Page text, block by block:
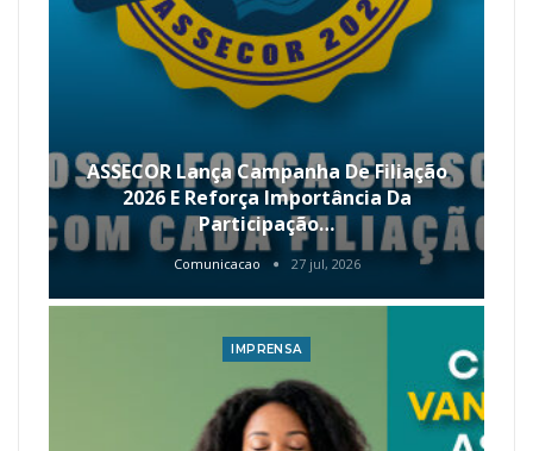
ASSECOR Lança Campanha De Filiação
2026 E Reforça Importância Da
Participação…
Comunicacao 27 jul, 2026
IMPRENSA